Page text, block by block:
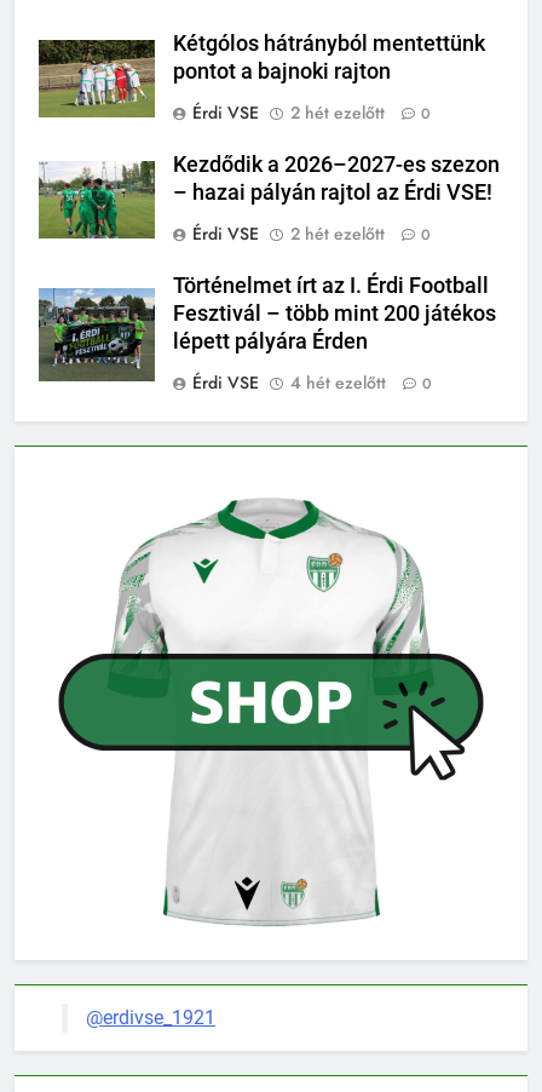
Kétgólos hátrányból mentettünk
pontot a bajnoki rajton
Érdi VSE
2 hét ezelőtt 0
Kezdődik a 2026–2027-es szezon
– hazai pályán rajtol az Érdi VSE!
Érdi VSE
2 hét ezelőtt 0
Történelmet írt az I. Érdi Football
Fesztivál – több mint 200 játékos
lépett pályára Érden
Érdi VSE
4 hét ezelőtt 0
@erdivse_1921